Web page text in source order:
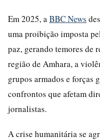
Em 2025, a BBC News
uma proibição imposta
paz, gerando temores de
região de Amhara, a
grupos armados e forças
confrontos que afetam
jornalistas.
A crise humanitária se